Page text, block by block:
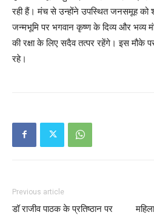
रही हैं। मंच से उन्होंने उपस्थित जनसमूह को
जन्मभूमि पर भगवान कृष्ण के दिव्य और भव्य
की रक्षा के लिए सदैव तत्पर रहेंगे। इस मौके
रहे।
Previous article
डॉ राजीव पाठक के प्रतिष्ठान पर